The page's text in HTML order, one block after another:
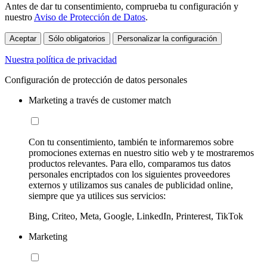
Antes de dar tu consentimiento, comprueba tu configuración y
nuestro Aviso de Protección de Datos.
Aceptar Sólo obligatorios Personalizar la configuración
Nuestra política de privacidad
Configuración de protección de datos personales
Marketing a través de customer match
Con tu consentimiento, también te informaremos sobre
promociones externas en nuestro sitio web y te mostraremos
productos relevantes. Para ello, comparamos tus datos
personales encriptados con los siguientes proveedores
externos y utilizamos sus canales de publicidad online,
siempre que ya utilices sus servicios:
Bing, Criteo, Meta, Google, LinkedIn, Printerest, TikTok
Marketing